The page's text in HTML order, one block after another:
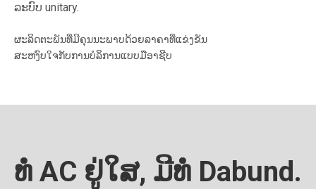
ລະບົບ unitary.
ຜະລິດຕະພັນທີ່ມີຄຸນນະພາບດ້ວຍລາຄາທີ່ແຂ່ງຂັນ
ສະຫງົບໃຈກັບການບໍລິການແບບມືອາຊີບ
ທໍ່ AC ຢູ່ໃສ, ມີທໍ່ Dabund.